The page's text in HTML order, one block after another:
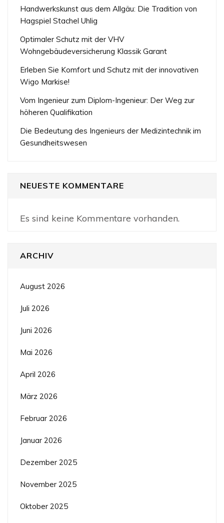
Handwerkskunst aus dem Allgäu: Die Tradition von
Hagspiel Stachel Uhlig
Optimaler Schutz mit der VHV
Wohngebäudeversicherung Klassik Garant
Erleben Sie Komfort und Schutz mit der innovativen
Wigo Markise!
Vom Ingenieur zum Diplom-Ingenieur: Der Weg zur
höheren Qualifikation
Die Bedeutung des Ingenieurs der Medizintechnik im
Gesundheitswesen
NEUESTE KOMMENTARE
Es sind keine Kommentare vorhanden.
ARCHIV
August 2026
Juli 2026
Juni 2026
Mai 2026
April 2026
März 2026
Februar 2026
Januar 2026
Dezember 2025
November 2025
Oktober 2025